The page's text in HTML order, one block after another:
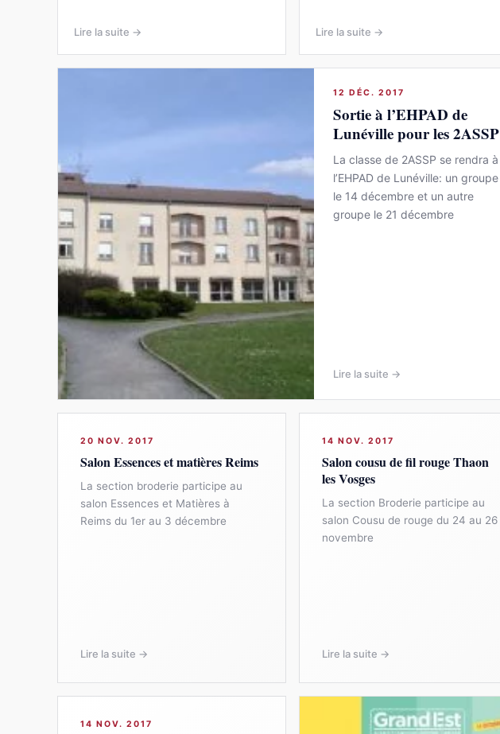
Lire la suite → Lire la suite →
12 DÉC. 2017
Sortie à l’EHPAD de
Lunéville pour les 2ASSP
La classe de 2ASSP se rendra à
l’EHPAD de Lunéville: un groupe
le 14 décembre et un autre
groupe le 21 décembre
Lire la suite →
20 NOV. 2017
Salon Essences et matières Reims
La section broderie participe au
salon Essences et Matières à
Reims du 1er au 3 décembre
Lire la suite →
14 NOV. 2017
Salon cousu de fil rouge Thaon
les Vosges
La section Broderie participe au
salon Cousu de rouge du 24 au 26
novembre
Lire la suite →
14 NOV. 2017